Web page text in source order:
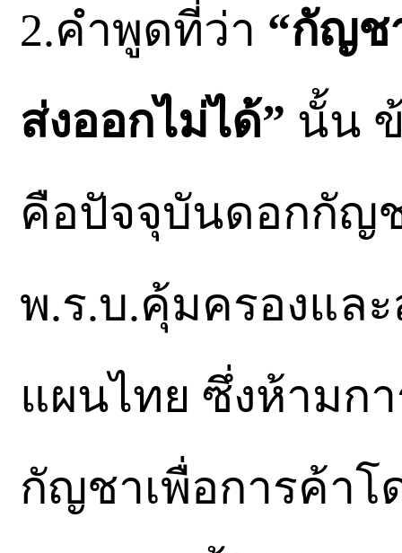
2.คำพูดที่ว่า “กัญช
ส่งออกไม่ได้” นั้น
คือปัจจุบันดอกกัญ
พ.ร.บ.คุ้มครองแล
แผนไทย ซึ่งห้ามก
กัญชาเพื่อการค้า